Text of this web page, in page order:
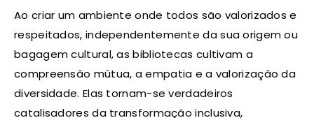
Ao criar um ambiente onde todos são valorizados e
respeitados, independentemente da sua origem ou
bagagem cultural, as bibliotecas cultivam a
compreensão mútua, a empatia e a valorização da
diversidade. Elas tornam-se verdadeiros
catalisadores da transformação inclusiva,